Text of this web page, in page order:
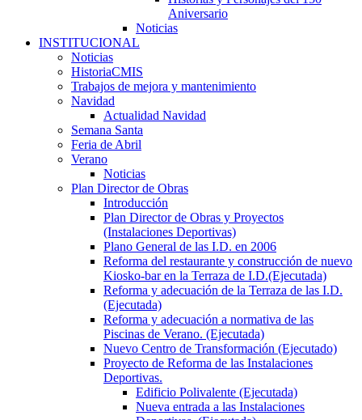
Aniversario
Noticias
INSTITUCIONAL
Noticias
HistoriaCMIS
Trabajos de mejora y mantenimiento
Navidad
Actualidad Navidad
Semana Santa
Feria de Abril
Verano
Noticias
Plan Director de Obras
Introducción
Plan Director de Obras y Proyectos
(Instalaciones Deportivas)
Plano General de las I.D. en 2006
Reforma del restaurante y construcción de nuevo
Kiosko-bar en la Terraza de I.D.(Ejecutada)
Reforma y adecuación de la Terraza de las I.D.
(Ejecutada)
Reforma y adecuación a normativa de las
Piscinas de Verano. (Ejecutada)
Nuevo Centro de Transformación (Ejecutado)
Proyecto de Reforma de las Instalaciones
Deportivas.
Edificio Polivalente (Ejecutada)
Nueva entrada a las Instalaciones